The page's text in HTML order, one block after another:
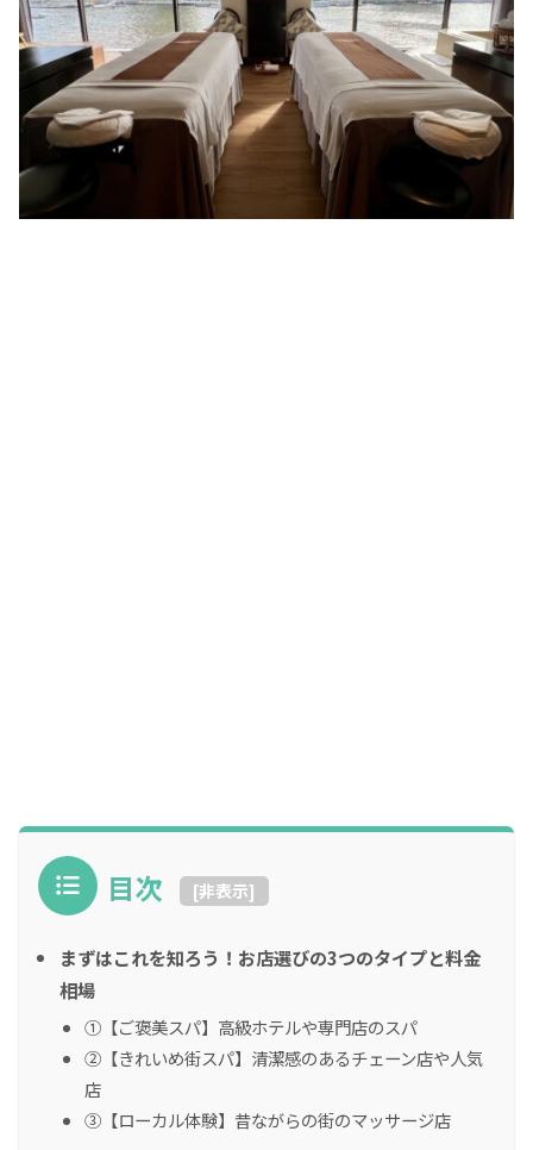
目次 [非表示]
まずはこれを知ろう！お店選びの3つのタイプと料金
相場
①【ご褒美スパ】高級ホテルや専門店のスパ
②【きれいめ街スパ】清潔感のあるチェーン店や人気
店
③【ローカル体験】昔ながらの街のマッサージ店